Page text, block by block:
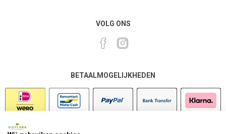
VOLG ONS
BETAALMOGELIJKHEDEN